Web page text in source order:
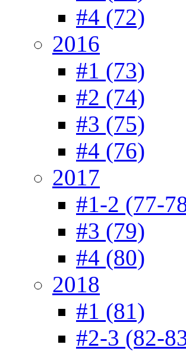
#4 (72)
2016
#1 (73)
#2 (74)
#3 (75)
#4 (76)
2017
#1-2 (77-
#3 (79)
#4 (80)
2018
#1 (81)
#2-3 (82-